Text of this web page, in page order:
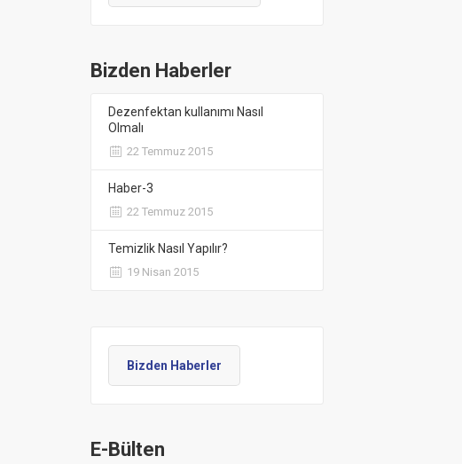
Bizden Haberler
Dezenfektan kullanımı Nasıl
Olmalı
22 Temmuz 2015
Haber-3
22 Temmuz 2015
Temizlik Nasıl Yapılır?
19 Nisan 2015
Bizden Haberler
E-Bülten